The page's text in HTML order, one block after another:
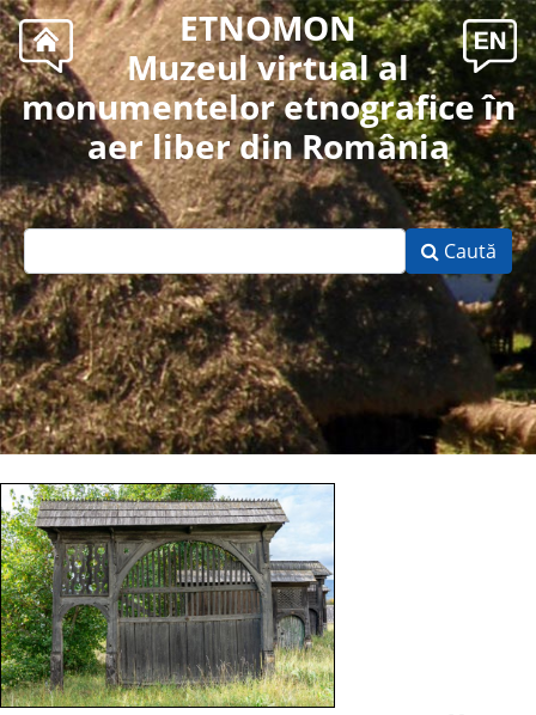
ETNOMON
Muzeul virtual al
monumentelor etnografice în
aer liber din România
Caută